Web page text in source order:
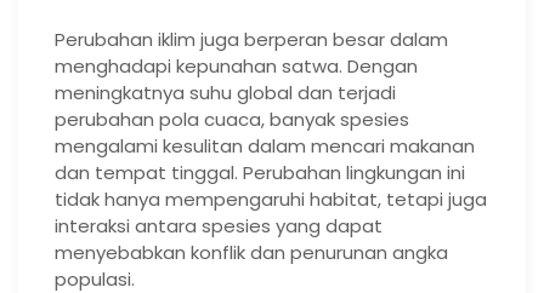
Perubahan iklim juga berperan besar dalam
menghadapi kepunahan satwa. Dengan
meningkatnya suhu global dan terjadi
perubahan pola cuaca, banyak spesies
mengalami kesulitan dalam mencari makanan
dan tempat tinggal. Perubahan lingkungan ini
tidak hanya mempengaruhi habitat, tetapi juga
interaksi antara spesies yang dapat
menyebabkan konflik dan penurunan angka
populasi.